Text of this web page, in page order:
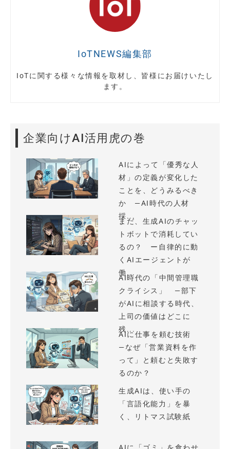
IoTNEWS編集部
IoTに関する様々な情報を取材し、皆様にお届けいたし
ます。
企業向けAI活用虎の巻
AIによって「優秀な人
材」の定義が変化した
ことを、どうみるべき
か —AI時代の人材
採...
まだ、生成AIのチャッ
トボットで消耗してい
るの？ ー自律的に動
くAIエージェントが
働...
AI時代の「中間管理職
クライシス」 —部下
がAIに相談する時代、
上司の価値はどこに
残...
AIに仕事を頼む技術
—なぜ「営業資料を作
って」と頼むと失敗す
るのか？
生成AIは、使い手の
「言語化能力」を暴
く、リトマス試験紙